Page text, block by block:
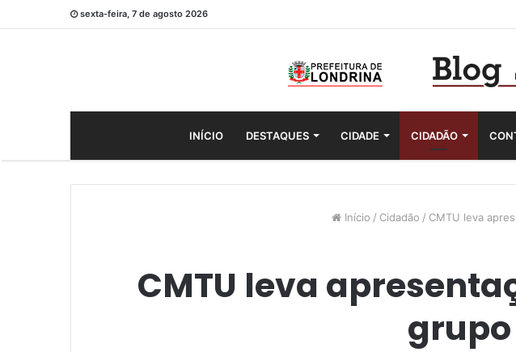
sexta-feira, 7 de agosto 2026
INÍCIO DESTAQUES CIDADE CIDADÃO
Início / Cidadão / CMTU leva
CMTU leva